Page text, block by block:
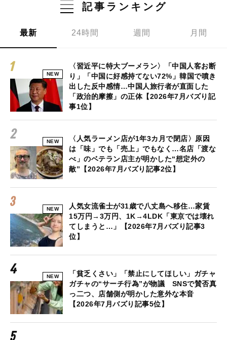
記事ランキング
最新 24時間 週間 月間
NEW
〈習近平に特大ブーメラン〉「中国人客お断
り」「中国に好感持てない72%」韓国で噴き
出した反中感情…中国人旅行者が直面した
「政治的摩擦」の正体【2026年7月バズり記
事1位】
NEW
〈人気ラーメン店が1年3カ月で閉店〉原因
は「味」でも「売上」でもなく…名店「渡な
べ」のベテラン店主が明かした“想定外の
敵”【2026年7月バズり記事2位】
NEW
人気女流雀士が31歳で八丈島へ移住…家賃
15万円→3万円、1K→4LDK「東京では壊れ
てしまうと…」【2026年7月バズり記事3
位】
NEW
「貧乏くさい」「禁止にしてほしい」ガチャ
ガチャの“サーチ行為”が物議 SNSで賛否真
っ二つ、店舗側が明かした意外な本音
【2026年7月バズり記事5位】